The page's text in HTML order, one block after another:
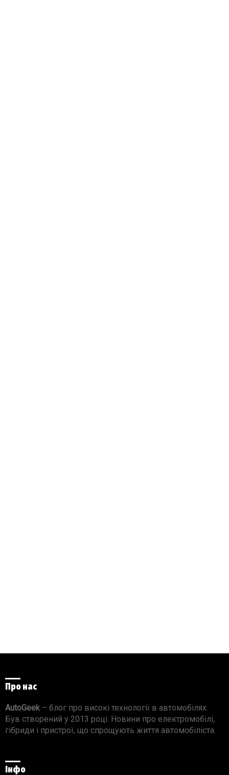
Про нас
AutoGeek– блог про високі технології в автомобілях.
Був створений у 2013 році. Новини про електромобілі,
гібриди і пристрої, що спрощують життя автомобіліста.
Інфо